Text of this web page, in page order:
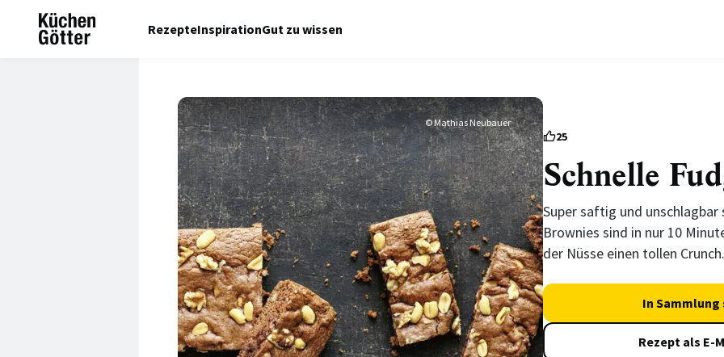
RezepteInspirationGut zu wissen
© Mathias Neubauer
25
Schnelle
Super saftig und
Brownies sind in nur 10
der Nüsse einen tollen Crunch.
In Sammlung
Rezept als E-